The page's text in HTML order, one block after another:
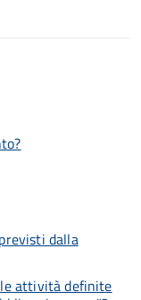
dalla
attività definite